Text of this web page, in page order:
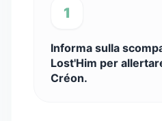
1
Informa sulla
Lost'Him per
Créon.